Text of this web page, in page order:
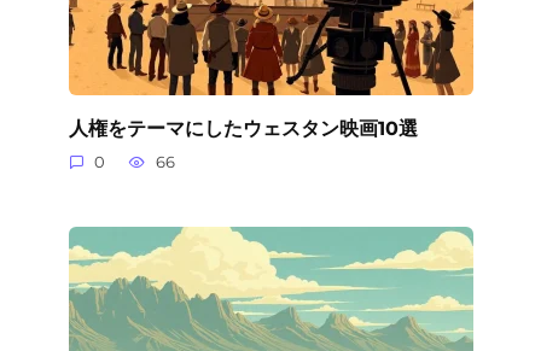
人権をテーマにしたウェスタン映画10選
0 66